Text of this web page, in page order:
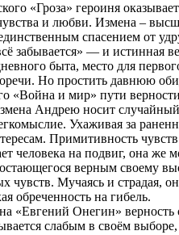
«Гроза» героиня
и любви. Измена –
спасением от
забывается» — и истинная
быта, место для
Но простить давнюю
«Война и мир» пути
Андрею носит
Ухаживая за
Примитивность
человека на подвиг, она
верным своему
чувств. Мучаясь и страдая,
обреченность на гибель.
Онегин» верность
слабым в своём